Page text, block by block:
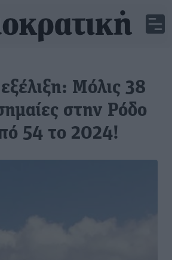
Μόλις 38
στην Ρόδο
54 το 2024!